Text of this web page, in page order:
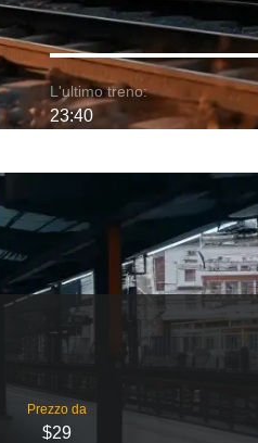
L'ultimo treno:
23:40
Prezzo da
$29